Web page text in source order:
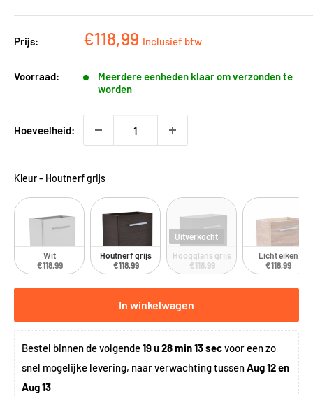
Prijs: Kortingsprijs
€118,99 Inclusief btw
Voorraad:
Meerdere eenheden klaar om verzonden te
worden
Hoeveelheid:
Kleur- Houtnerf grijs
Wit
€118,99
Houtnerf grijs
€118,99
Uitverkocht
Hoogglans grijs
€118,99
Licht eiken
€118,99
In winkelwagen
Bestel binnen de volgende 19 u 28 min 13 sec voor een zo
snel mogelijke levering, naar verwachting tussen Aug 12 en
Aug 13